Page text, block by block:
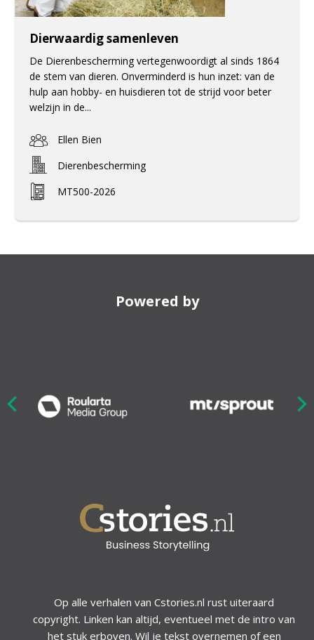
Dierwaardig samenleven
De Dierenbescherming vertegenwoordigt al sinds 1864
de stem van dieren. Onverminderd is hun inzet: van de
hulp aan hobby- en huisdieren tot de strijd voor beter
welzijn in de...
Ellen Bien
Dierenbescherming
MT500-2026
Powered by
Op alle verhalen van Cstories.nl rust uiteraard
copyright. Linken kan altijd, eventueel met de intro van
het stuk erboven. Wil je tekst overnemen of een